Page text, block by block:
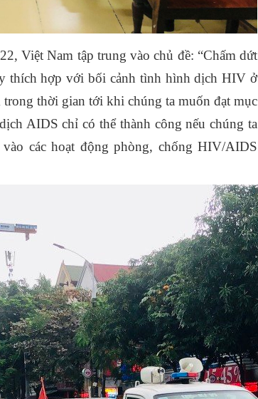
Việt Nam tập trung vào chủ đề: “Chấm dứt
thích hợp với bối cảnh tình hình dịch HIV ở
thời gian tới khi chúng ta muốn đạt mục
AIDS chỉ có thể thành công nếu chúng ta
các hoạt động phòng, chống HIV/AIDS